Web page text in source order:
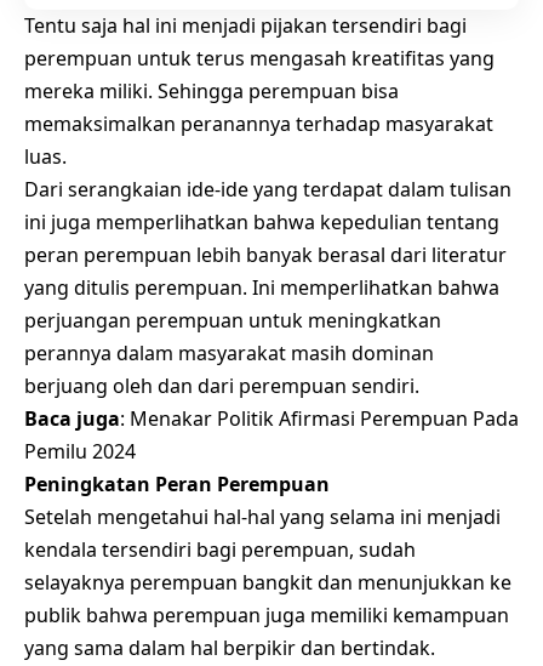
Tentu saja hal ini menjadi pijakan tersendiri bagi
perempuan untuk terus mengasah kreatifitas yang
mereka miliki. Sehingga perempuan bisa
memaksimalkan peranannya terhadap masyarakat
luas.
Dari serangkaian ide-ide yang terdapat dalam tulisan
ini juga memperlihatkan bahwa kepedulian tentang
peran perempuan lebih banyak berasal dari literatur
yang ditulis perempuan. Ini memperlihatkan bahwa
perjuangan perempuan untuk meningkatkan
perannya dalam masyarakat masih dominan
berjuang oleh dan dari perempuan sendiri.
Baca juga: Menakar Politik Afirmasi Perempuan Pada
Pemilu 2024
Peningkatan Peran Perempuan
Setelah mengetahui hal-hal yang selama ini menjadi
kendala tersendiri bagi perempuan, sudah
selayaknya perempuan bangkit dan menunjukkan ke
publik bahwa perempuan juga memiliki kemampuan
yang sama dalam hal berpikir dan bertindak.